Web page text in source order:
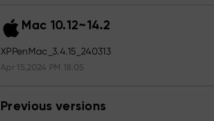
Mac 10.12~14.2
XPPenMac_3.4.15_240313
Apr 15,2024 PM 18:05
Previous versions